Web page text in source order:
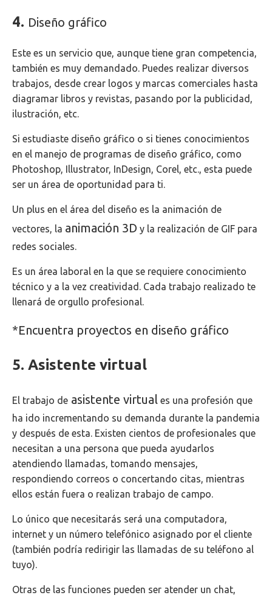
4. Diseño gráfico
Este es un servicio que, aunque tiene gran competencia,
también es muy demandado. Puedes realizar diversos
trabajos, desde crear logos y marcas comerciales hasta
diagramar libros y revistas, pasando por la publicidad,
ilustración, etc.
Si estudiaste diseño gráfico o si tienes conocimientos
en el manejo de programas de diseño gráfico, como
Photoshop, Illustrator, InDesign, Corel, etc., esta puede
ser un área de oportunidad para ti.
Un plus en el área del diseño es la animación de
vectores, la animación 3D y la realización de GIF para
redes sociales.
Es un área laboral en la que se requiere conocimiento
técnico y a la vez creatividad. Cada trabajo realizado te
llenará de orgullo profesional.
*Encuentra proyectos en diseño gráfico
5. Asistente virtual
El trabajo de asistente virtual es una profesión que
ha ido incrementando su demanda durante la pandemia
y después de esta. Existen cientos de profesionales que
necesitan a una persona que pueda ayudarlos
atendiendo llamadas, tomando mensajes,
respondiendo correos o concertando citas, mientras
ellos están fuera o realizan trabajo de campo.
Lo único que necesitarás será una computadora,
internet y un número telefónico asignado por el cliente
(también podría redirigir las llamadas de su teléfono al
tuyo).
Otras de las funciones pueden ser atender un chat,